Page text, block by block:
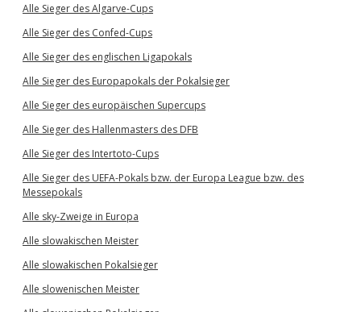
Alle Sieger des Algarve-Cups
Alle Sieger des Confed-Cups
Alle Sieger des englischen Ligapokals
Alle Sieger des Europapokals der Pokalsieger
Alle Sieger des europäischen Supercups
Alle Sieger des Hallenmasters des DFB
Alle Sieger des Intertoto-Cups
Alle Sieger des UEFA-Pokals bzw. der Europa League bzw. des
Messepokals
Alle sky-Zweige in Europa
Alle slowakischen Meister
Alle slowakischen Pokalsieger
Alle slowenischen Meister